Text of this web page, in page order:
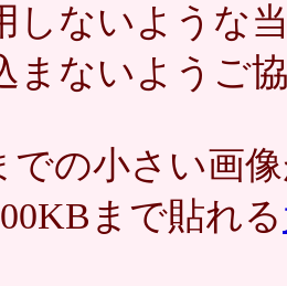
しないような
まないようご
での小さい画
まで貼れる